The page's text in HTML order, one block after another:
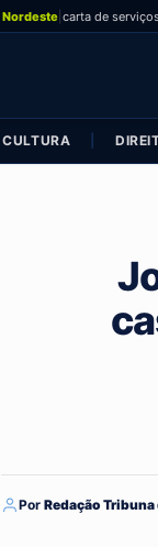
Nordeste carta de
CULTURA
Por Redação